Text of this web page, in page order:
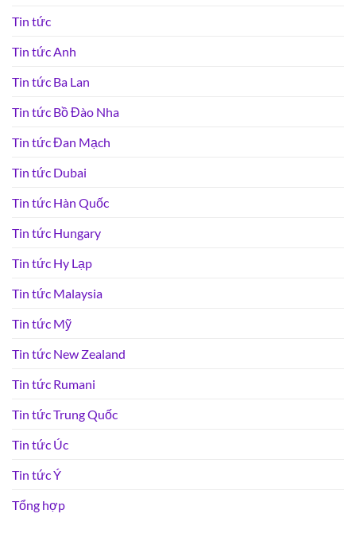
Tin tức
Tin tức Anh
Tin tức Ba Lan
Tin tức Bồ Đào Nha
Tin tức Đan Mạch
Tin tức Dubai
Tin tức Hàn Quốc
Tin tức Hungary
Tin tức Hy Lạp
Tin tức Malaysia
Tin tức Mỹ
Tin tức New Zealand
Tin tức Rumani
Tin tức Trung Quốc
Tin tức Úc
Tin tức Ý
Tổng hợp